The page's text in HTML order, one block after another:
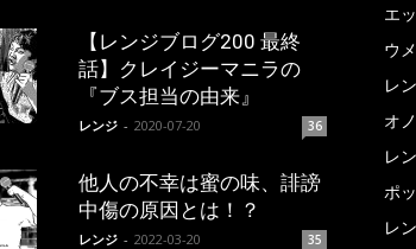
【レンジブログ200 最終
話】クレイジーマニラの
『ブス担当の由来』
レンジ - 2020-07-20 36
他人の不幸は蜜の味、誹謗
中傷の原因とは！？
レンジ - 2022-03-20 35
エ
ウ
レ
オ
レ
ポ
レ